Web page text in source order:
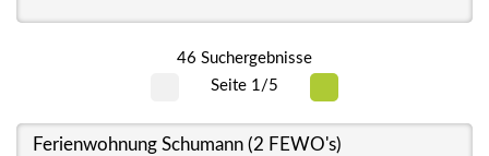
46 Suchergebnisse
Seite 1/5
Ferienwohnung Schumann (2 FEWO's)